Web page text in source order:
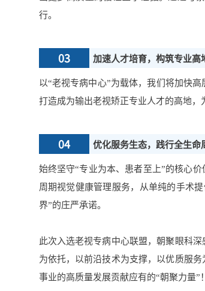
行。
03 加速人才培育，构筑专业高
以“老视专病中心”为载体，我们将加快
打造成为输出老视矫正专业人才的高地，
04 优化服务生态，践行全生命
始终坚守“专业为本、患者至上”的核心
周期视觉健康管理服务，从单纯的手术
界”的庄严承诺。
此次入选老视专病中心联盟，朝聚眼科
为依托，以前沿技术为支撑，以优质服
事业的高质量发展贡献应有的“朝聚力量”！